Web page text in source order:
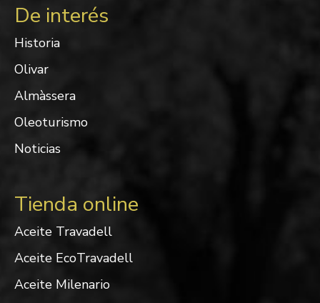
De interés
Historia
Olivar
Almàssera
Oleoturismo
Noticias
Tienda online
Aceite Travadell
Aceite EcoTravadell
Aceite Milenario